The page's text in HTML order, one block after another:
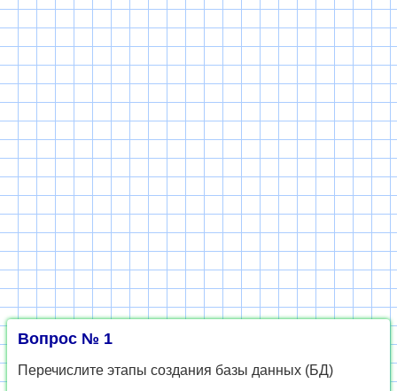
Вопрос № 1
Перечислите этапы создания базы данных (БД)